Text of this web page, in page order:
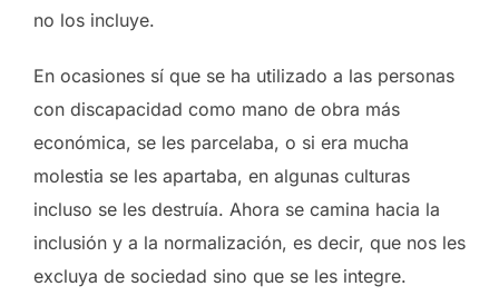
no los incluye.
En ocasiones sí que se ha utilizado a las personas
con discapacidad como mano de obra más
económica, se les parcelaba, o si era mucha
molestia se les apartaba, en algunas culturas
incluso se les destruía. Ahora se camina hacia la
inclusión y a la normalización, es decir, que nos les
excluya de sociedad sino que se les integre.